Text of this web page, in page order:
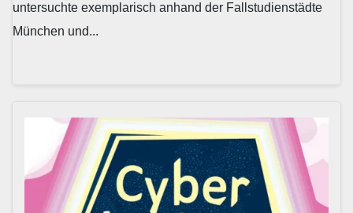
untersuchte exemplarisch anhand der Fallstudienstädte
München und...